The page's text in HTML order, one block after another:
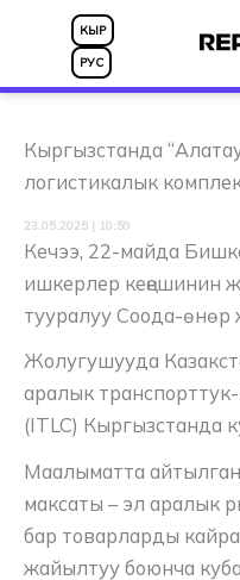
КЫР
РУС
Кыргызстанда
логистикалык
23.05.2025 | 10:59
Кечээ, 22-майда
ишкерлер кеңешинин
тууралуу Соода-
Жолугушууда
аралык
(ITLC) Кыргызстанда
Маалыматта
максаты – эл аралык
бар товарларды
жайылтуу боюнча